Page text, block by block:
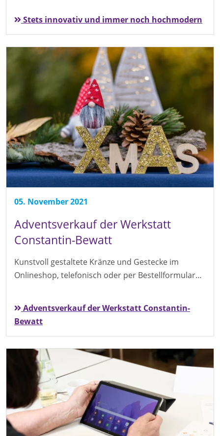
Stets innovativ und immer noch hochmodern
05. November 2021
Adventsverkauf der Werkstatt
Constantin-Bewatt
Kunstvoll gestaltete Kränze und Gestecke im
Onlineshop, telefonisch oder per Bestellformular…
Adventsverkauf der Werkstatt Constantin-
Bewatt